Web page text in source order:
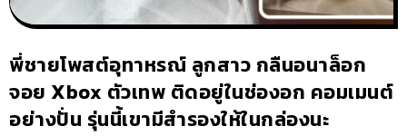
พี่ชายโพสต์อุทาหรณ์ ลูกสาว กลืนอนาล็อก
จอย Xbox ตัวเทพ ติดอยู่ในช่องอก คอมเมนต์
อย่างปั่น รุ่นนี้เขามีสำรองให้ในกล่องนะ